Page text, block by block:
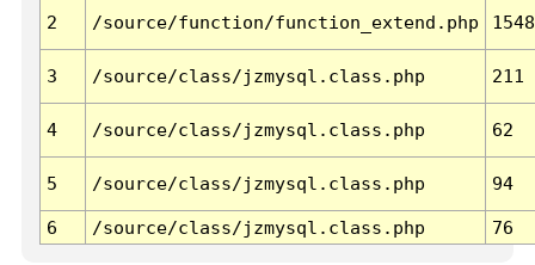
2 /source/function/function_extend.php 1548
3 /source/class/jzmysql.class.php 211
4 /source/class/jzmysql.class.php 62
5 /source/class/jzmysql.class.php 94
6 /source/class/jzmysql.class.php 76